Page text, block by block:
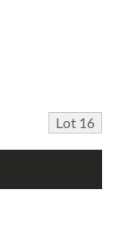
Lot 16